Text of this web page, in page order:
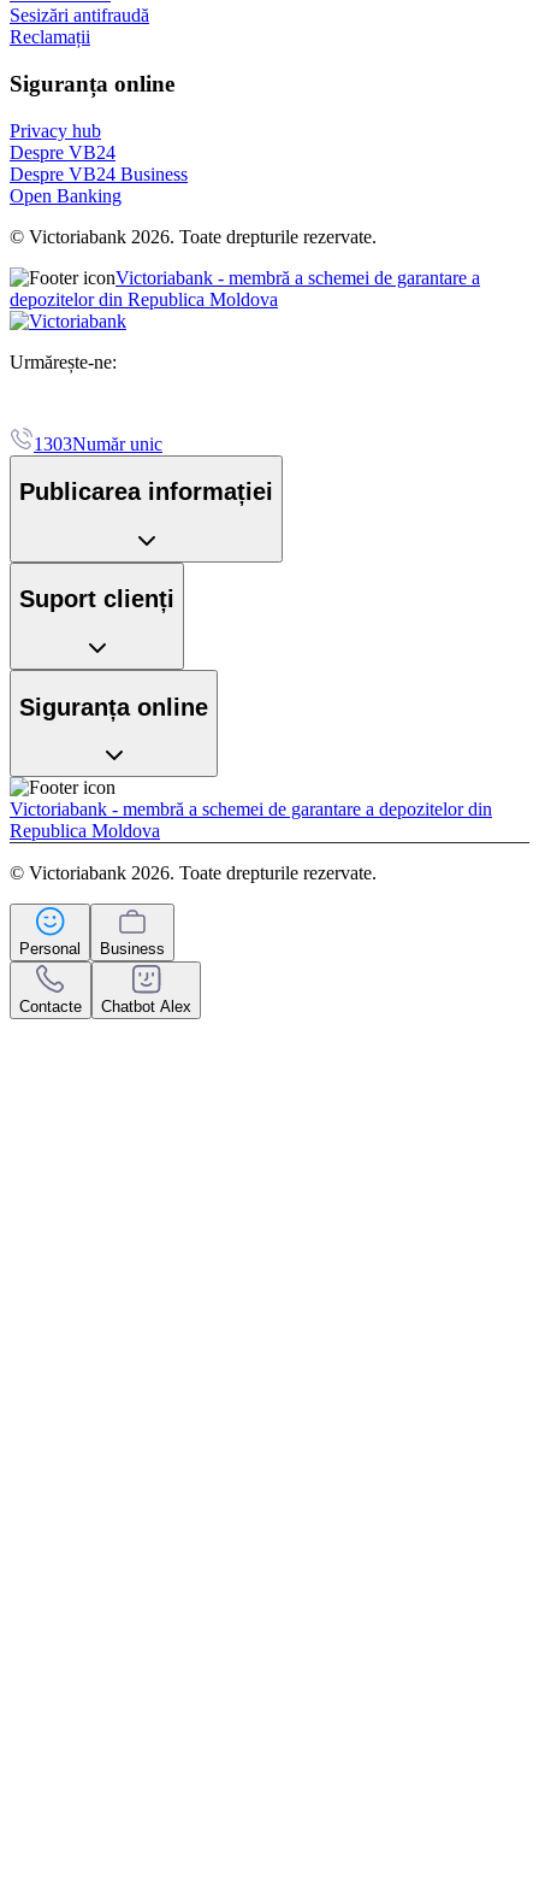
Sesizări antifraudă
Reclamații
Siguranța online
Privacy hub
Despre VB24
Despre VB24 Business
Open Banking
© Victoriabank 2026. Toate drepturile rezervate.
Victoriabank - membră a schemei de garantare a
depozitelor din Republica Moldova
Urmărește-ne:
1303Număr unic
Publicarea informației
Suport clienți
Siguranța online
Victoriabank - membră a schemei de garantare a depozitelor din
Republica Moldova
© Victoriabank 2026. Toate drepturile rezervate.
Personal Business
Contacte Chatbot Alex